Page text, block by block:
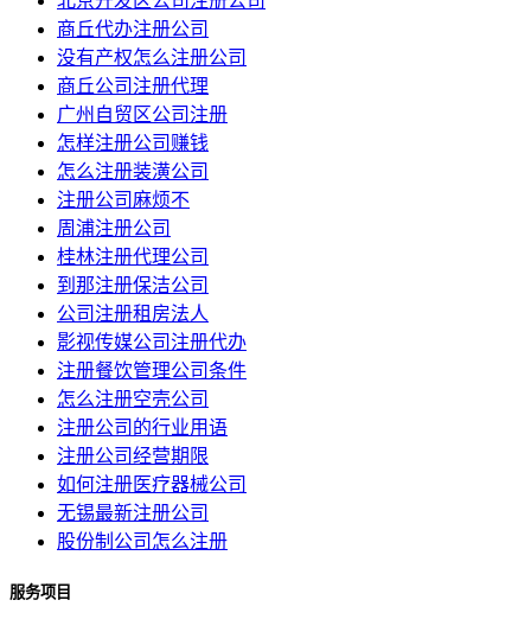
商丘代办注册公司
没有产权怎么注册公司
商丘公司注册代理
广州自贸区公司注册
怎样注册公司赚钱
怎么注册装潢公司
注册公司麻烦不
周浦注册公司
桂林注册代理公司
到那注册保洁公司
公司注册租房法人
影视传媒公司注册代办
注册餐饮管理公司条件
怎么注册空壳公司
注册公司的行业用语
注册公司经营期限
如何注册医疗器械公司
无锡最新注册公司
股份制公司怎么注册
服务项目